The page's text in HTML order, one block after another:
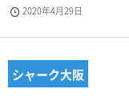
2020年4月29日
シャーク大阪